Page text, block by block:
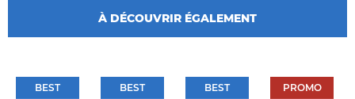
À DÉCOUVRIR ÉGALEMENT
BEST
BEST BEST
BEST BEST
BEST PROMO
PROMO